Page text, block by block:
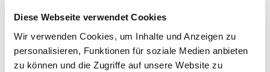
Diese Webseite verwendet Cookies
Wir verwenden Cookies, um Inhalte und Anzeigen zu
personalisieren, Funktionen für soziale Medien anbieten
zu können und die Zugriffe auf unsere Website zu
Achim Meise